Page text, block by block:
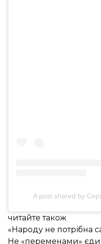
A post shared by
читайте також
«Народу не потрібна
Не «переменами»